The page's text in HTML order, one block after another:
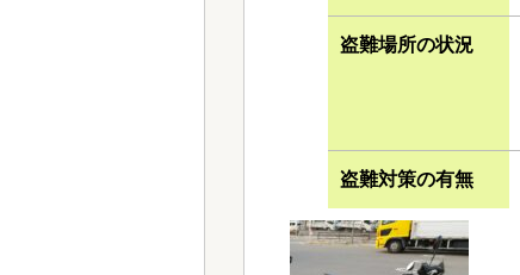
盗難場所の状況
盗難対策の有無